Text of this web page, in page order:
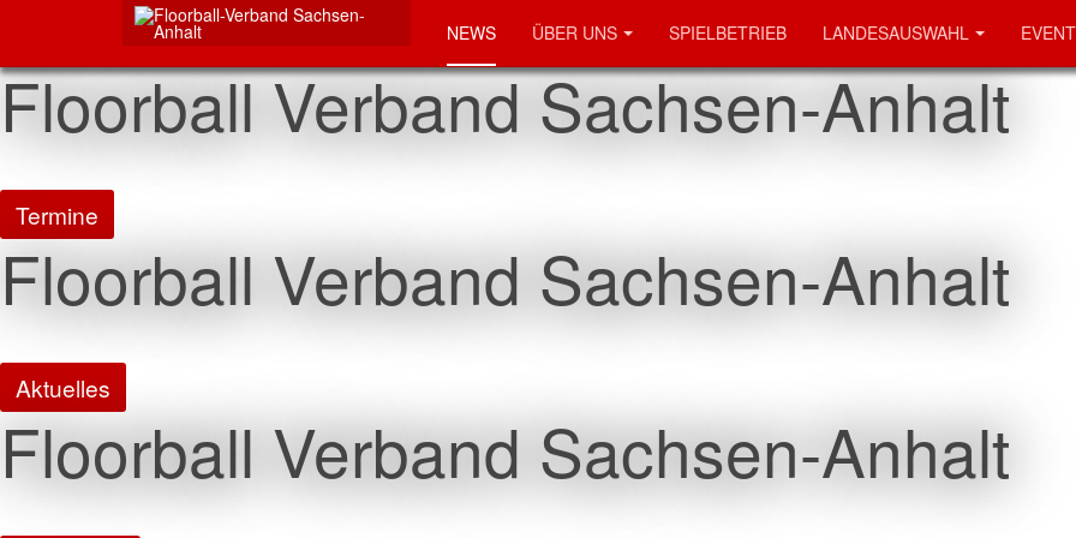
NEWS ÜBER UNS SPIELBETRIEB LANDESAUSWAHL
Floorball Verband Sachsen-Anhalt
Termine
Floorball Verband Sachsen-Anhalt
Aktuelles
Floorball Verband Sachsen-Anhalt